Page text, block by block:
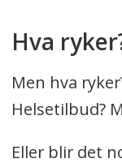
Hva
Men hva
Helsetilbud?
Eller blir det